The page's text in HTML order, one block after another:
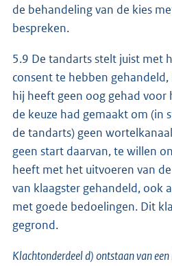
de behandeling van de kies
bespreken.
5.9 De tandarts stelt juist met
consent te hebben gehandeld,
hij heeft geen oog gehad voor
de keuze had gemaakt om (in
de tandarts) geen
geen start daarvan, te willen
heeft met het uitvoeren van
van klaagster gehandeld, ook
met goede bedoelingen. Dit
gegrond.
Klachtonderdeel d) ontstaan van